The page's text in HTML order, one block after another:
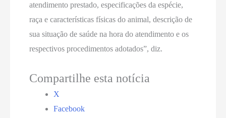
atendimento prestado, especificações da espécie,
raça e características físicas do animal, descrição de
sua situação de saúde na hora do atendimento e os
respectivos procedimentos adotados”, diz.
Compartilhe esta notícia
X
Facebook